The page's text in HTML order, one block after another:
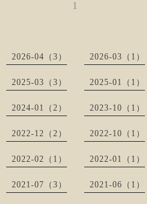
1
2026-04（3） 2026-03（1）
2025-03（3） 2025-01（1）
2024-01（2） 2023-10（1）
2022-12（2） 2022-10（1）
2022-02（1） 2022-01（1）
2021-07（3） 2021-06（1）